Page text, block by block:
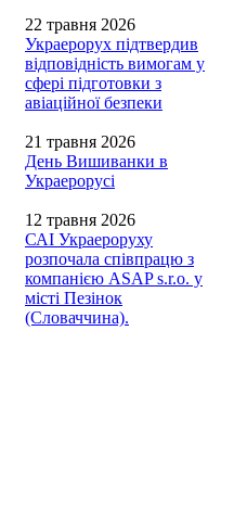
22 травня 2026
Украерорух підтвердив
відповідність вимогам у
сфері підготовки з
авіаційної безпеки
21 травня 2026
День Вишиванки в
Украерорусі
12 травня 2026
САІ Украероруху
розпочала співпрацю з
компанією ASAP s.r.o. у
місті Пезінок
(Словаччина).